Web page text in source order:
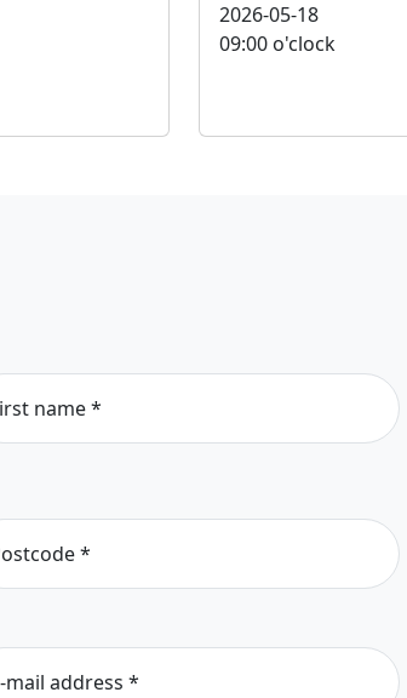
2026-05-18
09:00 o'clock
name*
*
mail address *